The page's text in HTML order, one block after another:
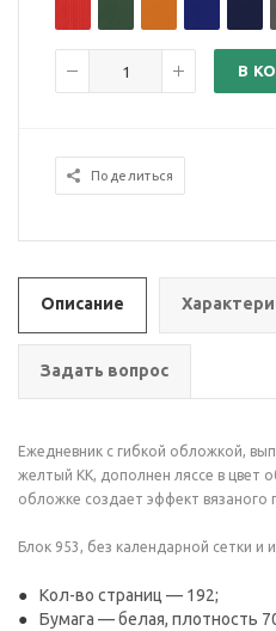
В
Поделиться
Описание
Задать вопрос
Ежедневник с гибкой обложкой,
желтый КК, дополнен ляссе в цвет
обложке создает эффект вязаного
Блок 953, без календарной сетки
Кол-во страниц — 192;
Бумага — белая, плотность